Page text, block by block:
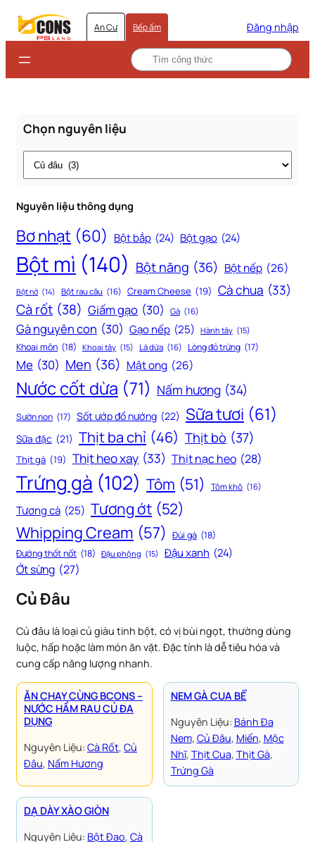
An Cư Bếp ấm Đăng nhập
Chọn nguyên liệu
Thẻ
Nguyên liệu thông dụng
Bơ nhạt (60) Bột bắp (24) Bột gạo (24)
Bột mì (140) Bột năng (36) Bột nếp (26)
Bột nở (14) Bột rau câu (16) Cream Cheese (19) Cà chua (33)
Cà rốt (38) Giấm gạo (30) Gà (16)
Gà nguyên con (30) Gạo nếp (25) Hành tây (15)
Khoai môn (18) Khoai tây (15) Lá dứa (16) Lòng đỏ trứng (17)
Me (30) Men (36) Mật ong (26)
Nước cốt dừa (71) Nấm hương (34)
Sườn non (17) Sốt ướp đồ nướng (22) Sữa tươi (61)
Sữa đặc (21) Thịt ba chỉ (46) Thịt bò (37)
Thịt gà (19) Thịt heo xay (33) Thịt nạc heo (28)
Trứng gà (102) Tôm (51) Tôm khô (16)
Tương cà (25) Tương ớt (52)
Whipping Cream (57) Đùi gà (18)
Đường thốt nốt (18) Đậu phộng (15) Đậu xanh (24)
Ớt sừng (27)
Củ Đâu
Củ đâu là loại củ giàu tinh bột, có vị bùi ngọt, thường dùng
luộc, hấp hoặc làm món ăn vặt. Đặc tính là dễ tiêu hóa và
cung cấp năng lượng nhanh.
ĂN CHAY CÙNG BCONS –
NƯỚC HẦM RAU CỦ ĐA
DỤNG
Nguyên Liệu: Cà Rốt, Củ
Đâu, Nấm Hương
NEM GÀ CUA BỂ
Nguyên Liệu: Bánh Đa
Nem, Củ Đâu, Miến, Mộc
Nhĩ, Thịt Cua, Thịt Gà
Trứng Gà
DẠ DÀY XÀO GIÒN
Nguyên Liệu: Bột Đao, Cà